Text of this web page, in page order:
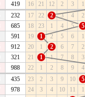
419 16 21 12 2 3 1
232 17 22 2 3 4 2
685 18 23 1 4 5 5
591 19 1 2 5 6 1
912 20 1 2 6 7 2
321 21 1 1 7 8 3
988 22 1 2 8 9 4
435 23 2 3 9 10 5
978 24 3 4 10 11 1